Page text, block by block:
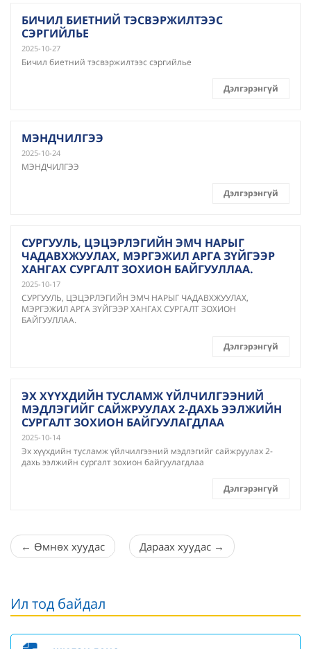
БИЧИЛ БИЕТНИЙ ТЭСВЭРЖИЛТЭЭС
СЭРГИЙЛЬЕ
2025-10-27
Бичил биетний тэсвэржилтээс сэргийлье
Дэлгэрэнгүй
МЭНДЧИЛГЭЭ
2025-10-24
МЭНДЧИЛГЭЭ
Дэлгэрэнгүй
СУРГУУЛЬ, ЦЭЦЭРЛЭГИЙН ЭМЧ НАРЫГ
ЧАДАВХЖУУЛАХ, МЭРГЭЖИЛ АРГА ЗҮЙГЭЭР
ХАНГАХ СУРГАЛТ ЗОХИОН БАЙГУУЛЛАА.
2025-10-17
СУРГУУЛЬ, ЦЭЦЭРЛЭГИЙН ЭМЧ НАРЫГ ЧАДАВХЖУУЛАХ,
МЭРГЭЖИЛ АРГА ЗҮЙГЭЭР ХАНГАХ СУРГАЛТ ЗОХИОН
БАЙГУУЛЛАА.
Дэлгэрэнгүй
ЭХ ХҮҮХДИЙН ТУСЛАМЖ ҮЙЛЧИЛГЭЭНИЙ
МЭДЛЭГИЙГ САЙЖРУУЛАХ 2-ДАХЬ ЭЭЛЖИЙН
СУРГАЛТ ЗОХИОН БАЙГУУЛАГДЛАА
2025-10-14
Эх хүүхдийн тусламж үйлчилгээний мэдлэгийг сайжруулах 2-
дахь ээлжийн сургалт зохион байгуулагдлаа
Дэлгэрэнгүй
← Өмнөх хуудас Дараах хуудас →
Ил тод байдал